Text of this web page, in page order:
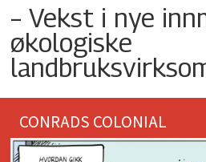
– Vekst i nye
økologiske
CONRADS COLONIAL